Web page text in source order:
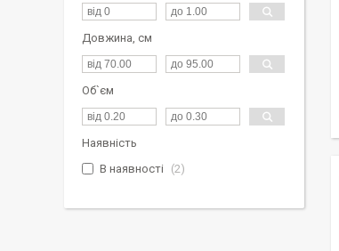
Довжина, см
Об`єм
Наявність
В наявності
2